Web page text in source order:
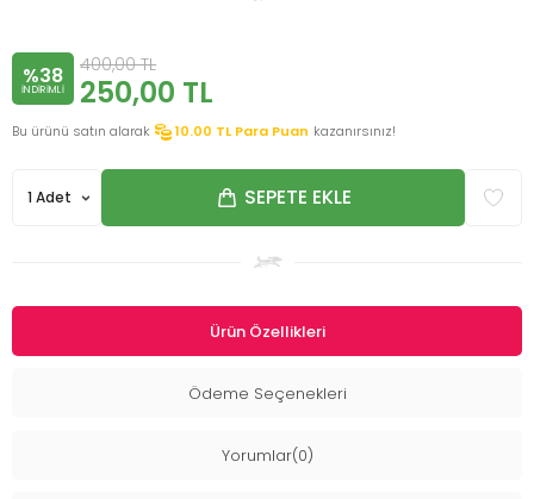
%38
INDIRIMLI
400,00TL
250,00 TL
Bu ürünü satın alarak 10.00 TL Para Puan kazanırsınız!
SEPETE EKLE
Ürün Özellikleri
Ödeme Seçenekleri
Yorumlar(0)